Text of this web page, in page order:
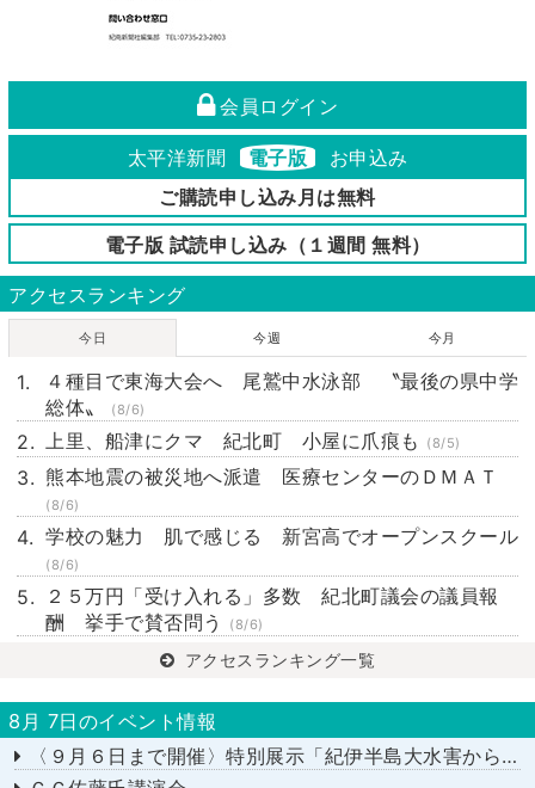
会員ログイン
太平洋新聞 電子版
お申込み
ご購読申し込み月は無料
電子版 試読申し込み（１週間 無料）
アクセスランキング
今日 今週 今月
４種目で東海大会へ 尾鷲中水泳部 〝最後の県中学
総体〟
(8/6)
上里、船津にクマ 紀北町 小屋に爪痕も (8/5)
熊本地震の被災地へ派遣 医療センターのＤＭＡＴ
(8/6)
学校の魅力 肌で感じる 新宮高でオープンスクール
(8/6)
２５万円「受け入れる」多数 紀北町議会の議員報
酬 挙手で賛否問う
(8/6)
アクセスランキング一覧
8月 7日のイベント情報
〈９月６日まで開催〉特別展示「紀伊半島大水害から１５年－あの日を忘れない－」